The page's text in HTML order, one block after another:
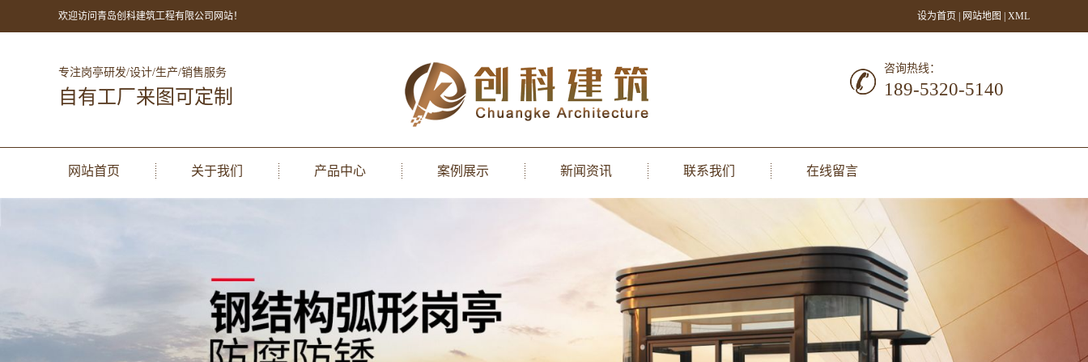
欢迎访问青岛创科建筑工程有限公司网站！ 设为首页 网站地图 XML
专注岗亭研发/设计/生产/销售服务
自有工厂来图可定制
咨询热线：
189-5320-5140
网站首页 关于我们 产品中心 案例展示 新闻资讯 联系我们 在线留言